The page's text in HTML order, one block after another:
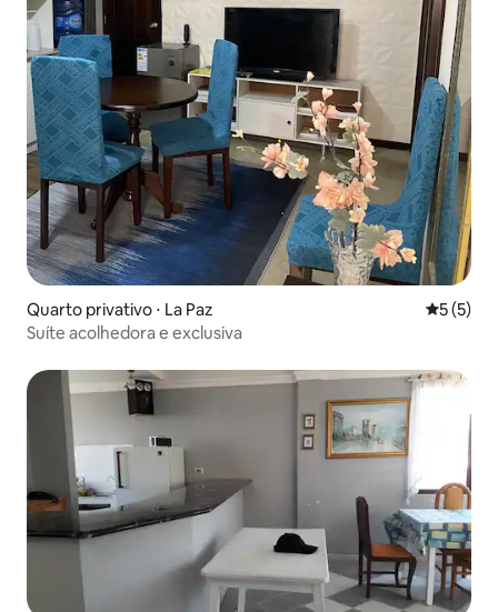
Quarto privativo ⋅ La Paz 5 de
5 (5)
Suíte acolhedora e exclusiva